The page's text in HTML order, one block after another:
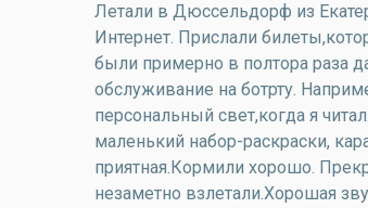
Летали в Дюссельдорф из
Интернет. Прислали
были примерно в полтора раза
обслуживание на ботрту.
персональный свет,когда я
маленький набор-раскраски,
приятная.Кормили хорошо.
незаметно взлетали.Хорошая